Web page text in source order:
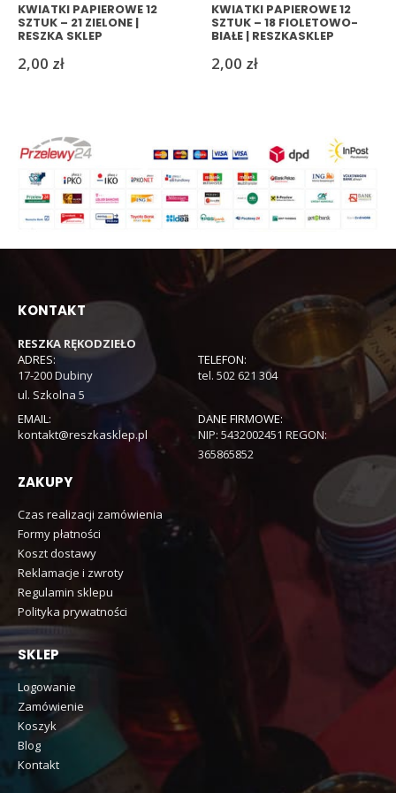
KWIATKI PAPIEROWE 12
SZTUK – 21 ZIELONE |
RESZKA SKLEP
2,00 zł
KWIATKI PAPIEROWE 12
SZTUK – 18 FIOLETOWO-
BIAŁE | RESZKASKLEP
2,00 zł
KONTAKT
RESZKA RĘKODZIEŁO
ADRES:
17-200 Dubiny
ul. Szkolna 5
TELEFON:
tel. 502 621 304
EMAIL:
kontakt@reszkasklep.pl
DANE FIRMOWE:
NIP: 5432002451 REGON:
365865852
ZAKUPY
Czas realizacji zamówienia
Formy płatności
Koszt dostawy
Reklamacje i zwroty
Regulamin sklepu
Polityka prywatności
SKLEP
Logowanie
Zamówienie
Koszyk
Blog
Kontakt